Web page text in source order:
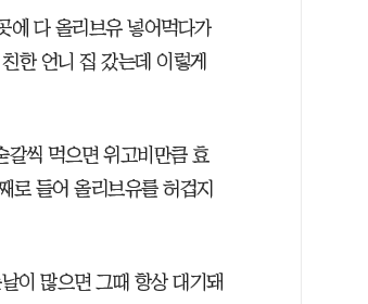
에 다 올리브유 넣어먹다가
한 언니 집 갔는데 이렇게
갈씩 먹으면 위고비만큼 효
로 들어 올리브유를 허겁지
이 많으면 그때 항상 대기돼